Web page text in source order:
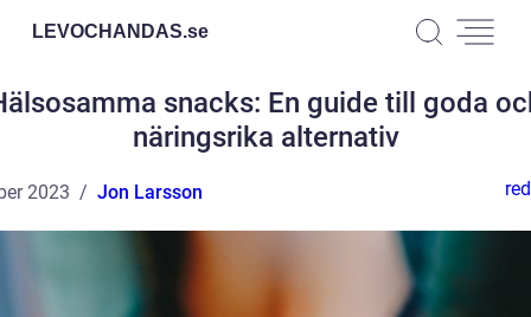
LEVOCHANDAS.se
snacks: En guide till goda
näringsrika alternativ
2023 Jon Larsson